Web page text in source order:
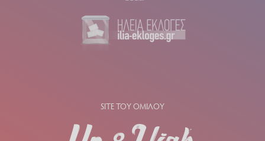
SITE ΤΟΥ ΟΜΙΛΟΥ